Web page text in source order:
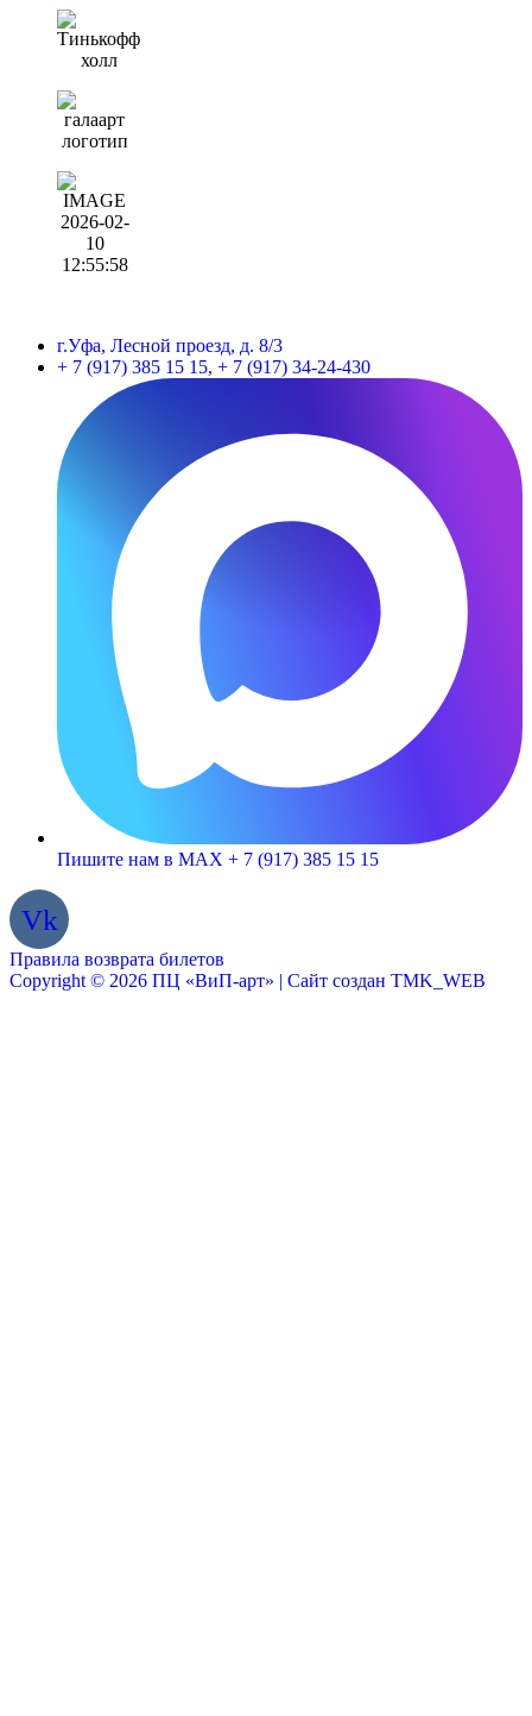
г.Уфа, Лесной проезд, д. 8/3
+ 7 (917) 385 15 15, + 7 (917) 34-24-430
Пишите нам в MAX + 7 (917) 385 15 15
Vk
Правила возврата билетов
Copyright © 2026 ПЦ «ВиП-арт» | Сайт создан TMK_WEB